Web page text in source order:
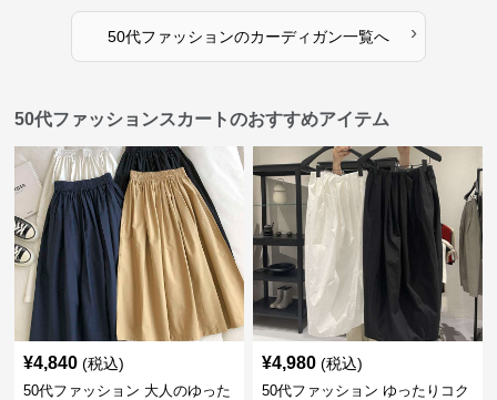
50代ファッションのカーディガン一覧へ ›
50代ファッションスカートのおすすめアイテム
¥4,840 (税込)
50代ファッション 大人のゆった
¥4,980 (税込)
50代ファッション ゆったりコク